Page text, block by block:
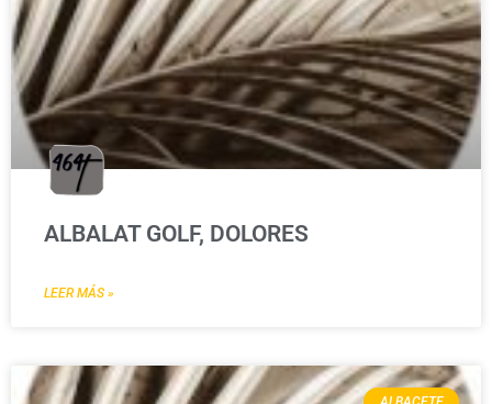
ALBALAT GOLF, DOLORES
LEER MÁS »